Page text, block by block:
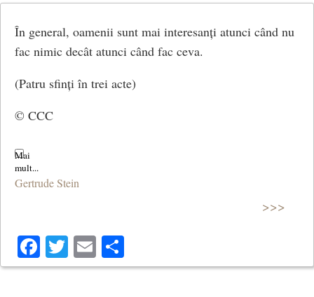
În general, oamenii sunt mai interesanți atunci când nu
fac nimic decât atunci când fac ceva.
(Patru sfinți în trei acte)
© CCC
Gertrude Stein
>>>
Facebook
Twitter
Email